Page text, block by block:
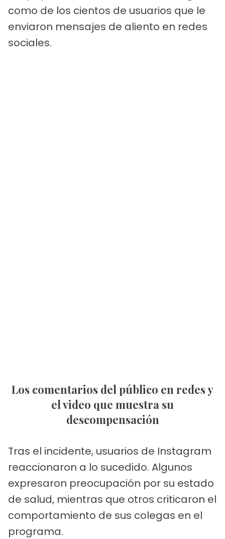
como de los cientos de usuarios que le
enviaron mensajes de aliento en redes
sociales.
Los comentarios del público en redes y
el video que muestra su
descompensación
Tras el incidente, usuarios de Instagram
reaccionaron a lo sucedido. Algunos
expresaron preocupación por su estado
de salud, mientras que otros criticaron el
comportamiento de sus colegas en el
programa.